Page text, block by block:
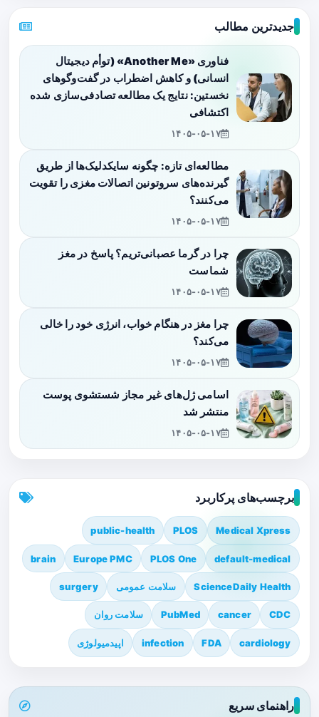
جدیدترین مطالب
فناوری «Another Me» (توأم دیجیتال
انسانی) و کاهش اضطراب در گفت‌وگوهای
نخستین: نتایج یک مطالعه تصادفی‌سازی شده
اکتشافی
۱۴۰۵-۰۵-۱۷
مطالعه‌ای تازه: چگونه سایکدلیک‌ها از طریق
گیرنده‌های سروتونین اتصالات مغزی را تقویت
می‌کنند؟
۱۴۰۵-۰۵-۱۷
چرا در گرما عصبانی‌تریم؟ پاسخ در مغز
شماست
۱۴۰۵-۰۵-۱۷
چرا مغز در هنگام خواب، انرژی خود را خالی
می‌کند؟
۱۴۰۵-۰۵-۱۷
اسامی ژل‌های غیر مجاز شستشوی پوست
منتشر شد
۱۴۰۵-۰۵-۱۷
برچسب‌های پرکاربرد
Medical Xpress
PLOS
public-health
default-medical
PLOS One
Europe PMC
brain
ScienceDaily Health سلامت عمومی surgery
CDC
cancer
PubMed سلامت روان
cardiology
FDA
infection اپیدمیولوژی
راهنمای سریع